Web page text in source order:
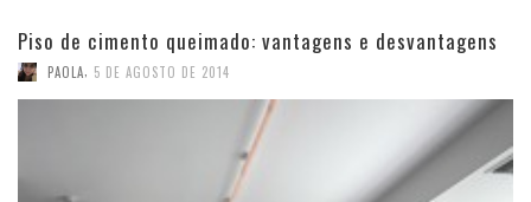
Piso de cimento queimado: vantagens e desvantagens
PAOLA 5 DE AGOSTO DE 2014